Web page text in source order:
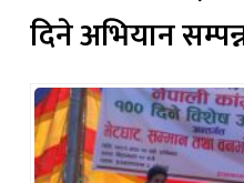
दिने अभियान